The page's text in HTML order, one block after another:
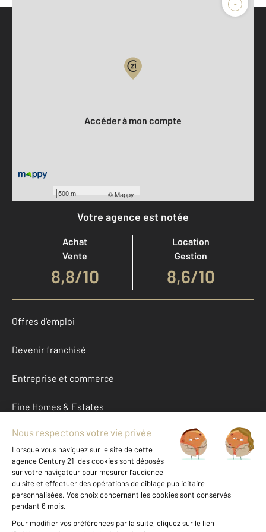
-
500 m ©Mappy
Accéder à mon compte
Votre agence est notée
Achat
Vente
8,8/10
Location
Gestion
8,6/10
Offres d'emploi
Devenir franchisé
Entreprise et commerce
Fine Homes & Estates
À propos
International
Nous contacter